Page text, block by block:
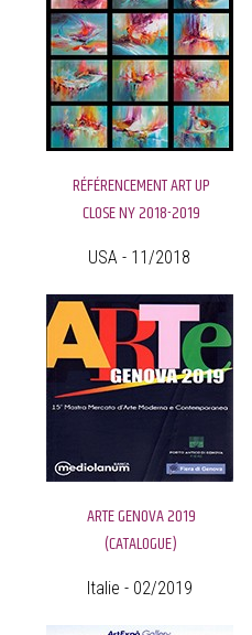
RÉFÉRENCEMENT ART UP
CLOSE NY 2018-2019
USA - 11/2018
ARTE GENOVA 2019
(CATALOGUE)
Italie - 02/2019